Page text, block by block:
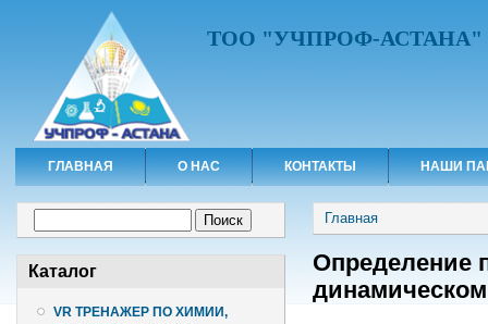
ТОО "УЧПРОФ-АСТАНА"
ГЛАВНАЯ О НАС КОНТАКТЫ НАШИ
Каталог
VR ТРЕНАЖЕР ПО ХИМИИ,
Вы здесь
Главная
Определение